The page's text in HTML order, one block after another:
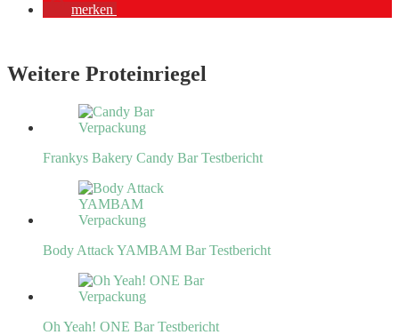
merken
Weitere Proteinriegel
Frankys Bakery Candy Bar Testbericht
Body Attack YAMBAM Bar Testbericht
Oh Yeah! ONE Bar Testbericht